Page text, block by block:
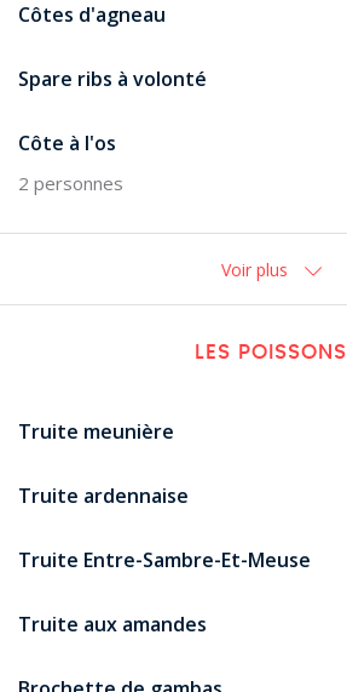
Côtes d'agneau
Spare ribs à volonté
Côte à l'os
2 personnes
Voir plus
LES POISSONS
Truite meunière
Truite ardennaise
Truite Entre-Sambre-Et-Meuse
Truite aux amandes